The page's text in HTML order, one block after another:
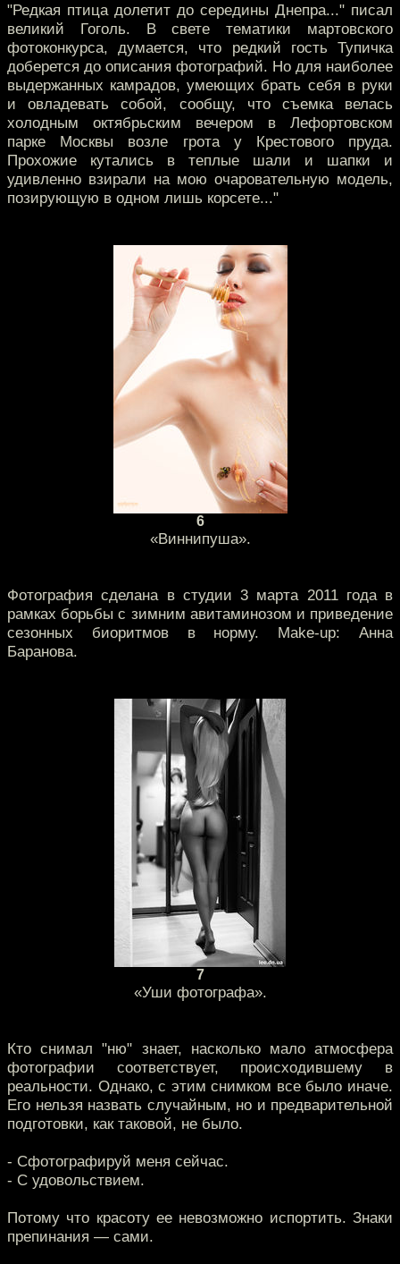
"Редкая птица долетит до середины Днепра..." писал
великий Гоголь. В свете тематики мартовского
фотоконкурса, думается, что редкий гость Тупичка
доберется до описания фотографий. Но для наиболее
выдержанных камрадов, умеющих брать себя в руки
и овладевать собой, сообщу, что съемка велась
холодным октябрьским вечером в Лефортовском
парке Москвы возле грота у Крестового пруда.
Прохожие кутались в теплые шали и шапки и
удивленно взирали на мою очаровательную модель,
позирующую в одном лишь корсете..."
6
«Виннипуша».
Фотография сделана в студии 3 марта 2011 года в
рамках борьбы с зимним авитаминозом и приведение
сезонных биоритмов в норму. Make-up: Анна
Баранова.
7
«Уши фотографа».
Кто снимал "ню" знает, насколько мало атмосфера
фотографии соответствует, происходившему в
реальности. Однако, с этим снимком все было иначе.
Его нельзя назвать случайным, но и предварительной
подготовки, как таковой, не было.
- Сфотографируй меня сейчас.
- С удовольствием.
Потому что красоту ее невозможно испортить. Знаки
препинания — сами.